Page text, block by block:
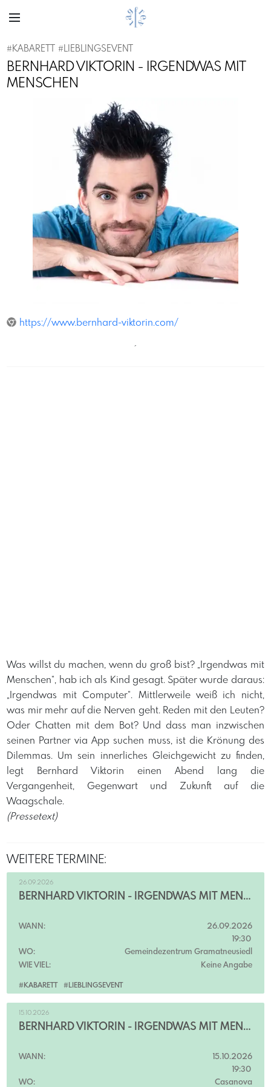
#KABARETT #LIEBLINGSEVENT
BERNHARD VIKTORIN - IRGENDWAS MIT
MENSCHEN
Previous
https://www.bernhard-viktorin.com/
´
Was willst du machen, wenn du groß bist? „Irgendwas mit
Menschen“, hab ich als Kind gesagt. Später wurde daraus:
„Irgendwas mit Computer“. Mittlerweile weiß ich nicht,
was mir mehr auf die Nerven geht. Reden mit den Leuten?
Oder Chatten mit dem Bot? Und dass man inzwischen
seinen Partner via App suchen muss, ist die Krönung des
Dilemmas. Um sein innerliches Gleichgewicht zu finden,
legt Bernhard Viktorin einen Abend lang die
Vergangenheit, Gegenwart und Zukunft auf die
Waagschale.
(Pressetext)
WEITERE TERMINE:
#KABARETT #LIEBLINGSEVENT
26.09.2026
BERNHARD VIKTORIN - IRGENDWAS MIT MENSCHEN
WANN:
26.09.2026
19:30
WO:
Gemeindezentrum Gramatneusiedl
WIE VIEL:
Keine Angabe
15.10.2026
BERNHARD VIKTORIN - IRGENDWAS MIT MENSCHEN
WANN:
15.10.2026
19:30
WO:
Casanova